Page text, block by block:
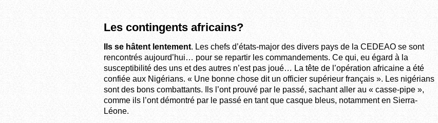
Les contingents africains?
Ils se hâtent lentement. Les chefs d’états-major des divers pays de la CEDEAO se sont
rencontrés aujourd’hui… pour se repartir les commandements. Ce qui, eu égard à la
susceptibilité des uns et des autres n’est pas joué… La tête de l’opération africaine a été
confiée aux Nigérians. « Une bonne chose dit un officier supérieur français ». Les nigérians
sont des bons combattants. Ils l’ont prouvé par le passé, sachant aller au « casse-pipe »,
comme ils l’ont démontré par le passé en tant que casque bleus, notamment en Sierra-
Léone.